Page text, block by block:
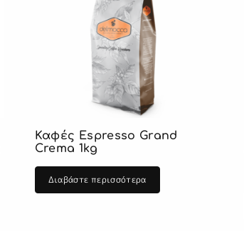
Καφές Espresso Grand
Crema 1kg
Διαβάστε περισσότερα